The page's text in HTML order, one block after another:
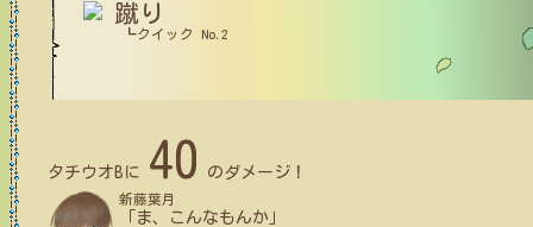
蹴り
┗クイック No.2
タチウオB に 40 のダメージ！
新藤葉月
「ま、こんなもんか」